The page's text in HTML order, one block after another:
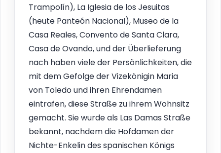
Trampolín), La Iglesia de los Jesuitas
(heute Panteón Nacional), Museo de la
Casa Reales, Convento de Santa Clara,
Casa de Ovando, und der Überlieferung
nach haben viele der Persönlichkeiten, die
mit dem Gefolge der Vizekönigin Maria
von Toledo und ihren Ehrendamen
eintrafen, diese Straße zu ihrem Wohnsitz
gemacht. Sie wurde als Las Damas Straße
bekannt, nachdem die Hofdamen der
Nichte-Enkelin des spanischen Königs